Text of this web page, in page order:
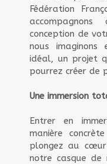
Fédération
conception de
nous
idéal, un projet
pourrez créer de
Une immersion
Entrer en
manière
plongez au
notre casque